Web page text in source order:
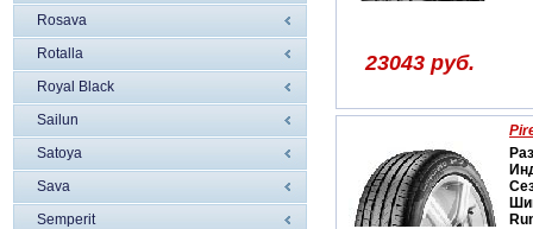
Rosava
Rotalla
Royal Black
Sailun
Satoya
Sava
Semperit
23043 руб.